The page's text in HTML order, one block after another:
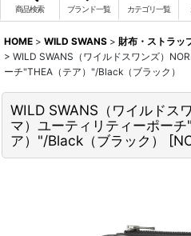
商品検索 ブランド一覧 カテゴリ一覧
HOME > WILD SWANS > 財布・ストラッ
> WILD SWANS（ワイルドスワンズ）
ーチ"THEA（テア）"/Black（ブラック）
WILD SWANS（ワイルドス
マ）ユーティリティーポー
ア）"/Black（ブラック）
[